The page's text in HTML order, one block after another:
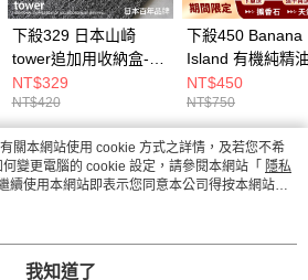
下殺329 日本山崎
tower追加用收納盒-
(白)S/萬用收納盒/手把
收納盒/儲物盒
NT$329
NT$420
下殺450 Banana
Island 有機純精
機依蘭/依蘭精油/
精油/居家香氛
NT$450
NT$750
關本網站使用 cookie 方式之詳情，及若您不希
變更電腦的 cookie 設定，請參閱本網站「 隱私
續使用本網站即表示您同意本公司得按本網站使
。
我知道了